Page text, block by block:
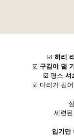
☑️ 허리
☑️ 구김이 덜
☑️ 평소 셔
☑️ 다리가 길
세련
입기만